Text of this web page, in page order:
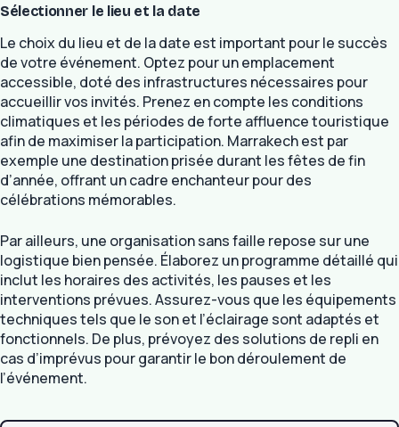
Sélectionner le lieu et la date
Le choix du lieu et de la date est important pour le succès
de votre événement. Optez pour un emplacement
accessible, doté des infrastructures nécessaires pour
accueillir vos invités. Prenez en compte les conditions
climatiques et les périodes de forte affluence touristique
afin de maximiser la participation. Marrakech est par
exemple une destination prisée durant les fêtes de fin
d’année, offrant un cadre enchanteur pour des
célébrations mémorables.
Par ailleurs, une organisation sans faille repose sur une
logistique bien pensée. Élaborez un programme détaillé qui
inclut les horaires des activités, les pauses et les
interventions prévues. Assurez-vous que les équipements
techniques tels que le son et l’éclairage sont adaptés et
fonctionnels. De plus, prévoyez des solutions de repli en
cas d’imprévus pour garantir le bon déroulement de
l’événement.